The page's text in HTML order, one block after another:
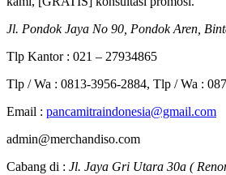
Jl. Pondok Jaya No 90, Pondok Aren,
Tlp Kantor : 021 – 27934865
Tlp / Wa : 0813-3956-2884, Tlp / Wa :
Email : pancamitraindonesia@gmail.com
admin@merchandiso.com
Cabang di : Jl. Jaya Gri Utara 30a (